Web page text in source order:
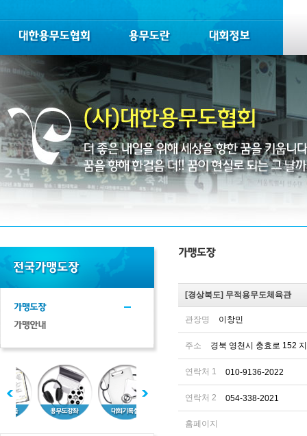
[경상북도] 무적용무도체육관
관장명 이창민
주소 경북 영천시 충효로 152
연락처 1 010-9136-2022
연락처 2 054-338-2021
홈페이지